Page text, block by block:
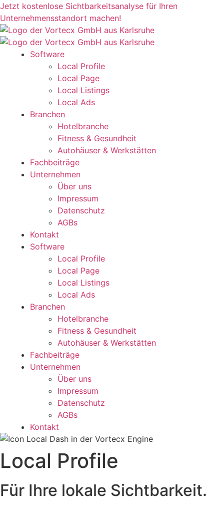
Zum
Inhalt
springen
Jetzt kostenlose Sichtbarkeitsanalyse für Ihren
Unternehmensstandort machen!
Software
Local Profile
Local Page
Local Listings
Local Ads
Branchen
Hotelbranche
Fitness & Gesundheit
Autohäuser & Werkstätten
Fachbeiträge
Unternehmen
Über uns
Impressum
Datenschutz
AGBs
Kontakt
Software
Local Profile
Local Page
Local Listings
Local Ads
Branchen
Hotelbranche
Fitness & Gesundheit
Autohäuser & Werkstätten
Fachbeiträge
Unternehmen
Über uns
Impressum
Datenschutz
AGBs
Kontakt
Local Profile
Für Ihre lokale Sichtbarkeit.